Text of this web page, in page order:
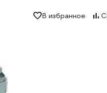
В избранное